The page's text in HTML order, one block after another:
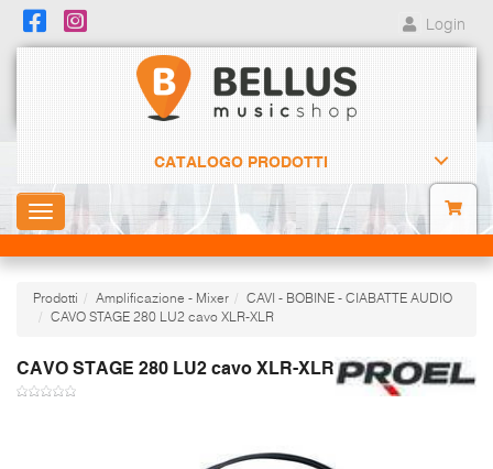
Login
CATALOGO PRODOTTI
Toggle
navigation
Prodotti Amplificazione - Mixer
CAVI - BOBINE - CIABATTE AUDIO
CAVO STAGE 280 LU2 cavo XLR-XLR
CAVO STAGE 280 LU2 cavo XLR-XLR